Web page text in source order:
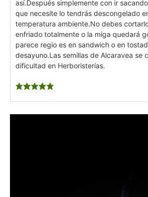
así.Después simplemente con ir
que necesite lo tendrás descongelado
temperatura ambiente.No debes
enfriado totalmente o la miga quedará
parece regio es en sandwich o en
desayuno.Las semillas de Alcaravea se
dificultad en Herboristerías.